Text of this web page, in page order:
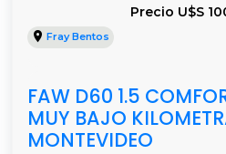
Precio U$S
Fray Bentos
FAW D60 1.5
MUY BAJO
MONTEVIDEO